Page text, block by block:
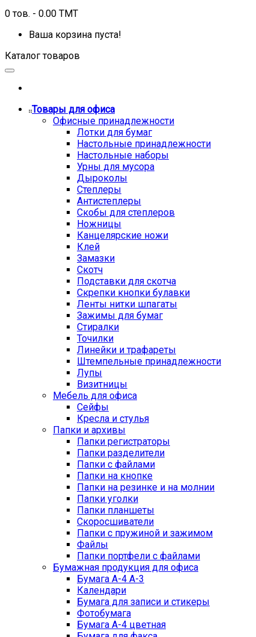
0 тов. - 0.00 TMT
Ваша корзина пуста!
Каталог товаров
Товары для офиса
Офисные принадлежности
Лотки для бумаг
Настольные принадлежности
Настольные наборы
Урны для мусора
Дыроколы
Степлеры
Антистеплеры
Скобы для степлеров
Ножницы
Канцелярские ножи
Клей
Замазки
Скотч
Подставки для скотча
Скрепки кнопки булавки
Ленты нитки шпагаты
Зажимы для бумаг
Стиралки
Точилки
Линейки и трафареты
Штемпельные принадлежности
Лупы
Визитницы
Мебель для офиса
Сейфы
Кресла и стулья
Папки и архивы
Папки регистраторы
Папки разделители
Папки с файлами
Папки на кнопке
Папки на резинке и на молнии
Папки уголки
Папки планшеты
Скоросшиватели
Папки с пружиной и зажимом
Файлы
Папки портфели с файлами
Бумажная продукция для офиса
Бумага А-4 А-3
Календари
Бумага для записи и стикеры
Фотобумага
Бумага А-4 цветная